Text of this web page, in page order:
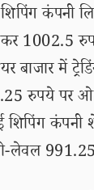
कंपनी
1002.5
बाजार में
रुपये पर
कंपनी
लेवल